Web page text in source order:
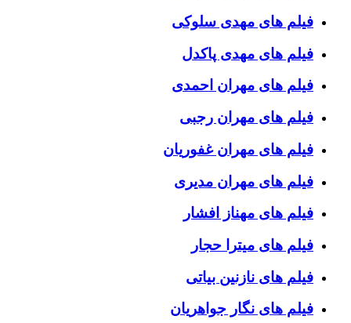
فیلم های مهدی سلوکی
فیلم های مهدی پاکدل
فیلم های مهران احمدی
فیلم های مهران رجبی
فیلم های مهران غفوریان
فیلم های مهران مدیری
فیلم های مهناز افشار
فیلم های میترا حجار
فیلم های نازنین بیاتی
فیلم های نگار جواهریان